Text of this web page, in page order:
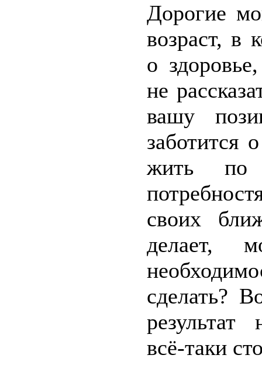
Дорогие
возраст, в
о
не
вашу
заботится
жить по
своих
делает,
сделать?
результат
всё-таки